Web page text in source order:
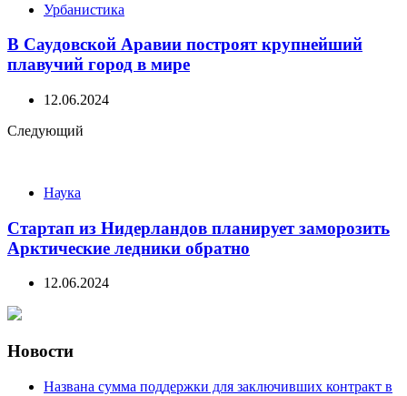
Урбанистика
В Саудовской Аравии построят крупнейший
плавучий город в мире
12.06.2024
Следующий
Наука
Стартап из Нидерландов планирует заморозить
Арктические ледники обратно
12.06.2024
Новости
Названа сумма поддержки для заключивших контракт в